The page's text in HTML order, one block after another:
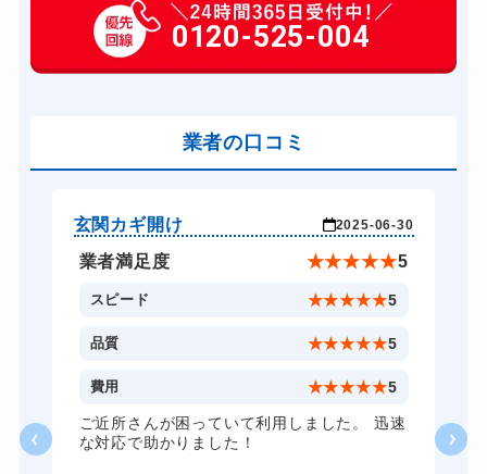
玄関カギ作成 3,300円～(税込)
玄関カギ交換 18,700円～(税込)
バイクカギ開け
スーツケースカギ開け 8,250円～(税込)
金庫カギ開け 5,500円～(税込)
金庫カギ修理 11,000円～(税込)
金庫カギ交換 11,000円～(税込)
11,000円～(税込)
10,780円～(税込)
ドアノブカギ交換 11,000円～(税込)
0120-525-004
業者の口コミ
玄関カギ開け 2025-06-30
業者満足度 ★★★★★5
スピード ★★★★★5
品質 ★★★★★5
費用 ★★★★★5
ご近所さんが困っていて利用しました。 迅速
な対応で助かりました！